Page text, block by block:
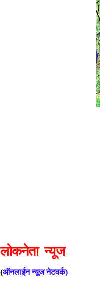
लोकनेता न्यूज
(ऑनलाईन न्यूज नेटवर्क)